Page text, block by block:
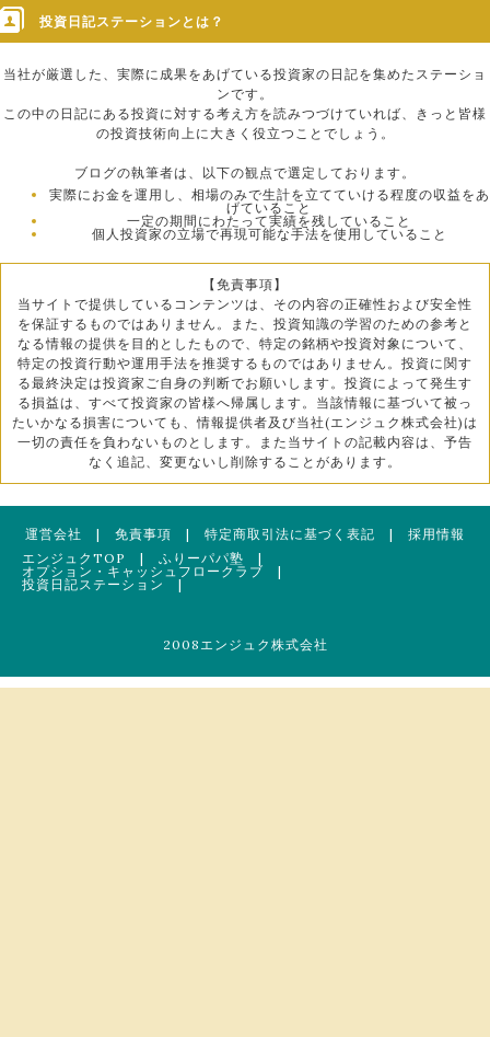
投資日記ステーションとは？
当社が厳選した、実際に成果をあげている投資家の日記を集めたステーショ
ンです。
この中の日記にある投資に対する考え方を読みつづけていれば、きっと皆様
の投資技術向上に大きく役立つことでしょう。
ブログの執筆者は、以下の観点で選定しております。
実際にお金を運用し、相場のみで生計を立てていける程度の収益をあ
げていること
一定の期間にわたって実績を残していること
個人投資家の立場で再現可能な手法を使用していること
【免責事項】
当サイトで提供しているコンテンツは、その内容の正確性および安全性
を保証するものではありません。また、投資知識の学習のための参考と
なる情報の提供を目的としたもので、特定の銘柄や投資対象について、
特定の投資行動や運用手法を推奨するものではありません。投資に関す
る最終決定は投資家ご自身の判断でお願いします。投資によって発生す
る損益は、すべて投資家の皆様へ帰属します。当該情報に基づいて被っ
たいかなる損害についても、情報提供者及び当社(エンジュク株式会社)は
一切の責任を負わないものとします。また当サイトの記載内容は、予告
なく追記、変更ないし削除することがあります。
運営会社 | 免責事項 | 特定商取引法に基づく表記 | 採用情報
エンジュクTOP
| ふりーパパ塾 |
オプション・キャッシュフロークラブ |
投資日記ステーション
|
2008エンジュク株式会社